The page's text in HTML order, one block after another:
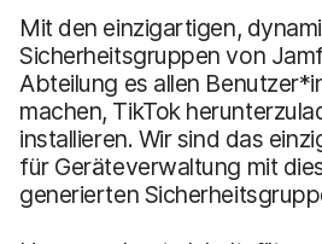
Mit den einzigartigen,
Sicherheitsgruppen von
Abteilung es allen
machen, TikTok
installieren. Wir sind das
für Geräteverwaltung mit
generierten